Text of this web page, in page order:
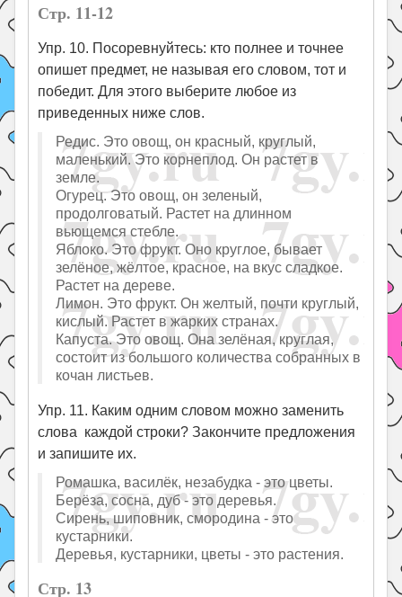
Стр. 11-12
Упр. 10. Посоревнуйтесь: кто полнее и точнее
опишет предмет, не называя его словом, тот и
победит. Для этого выберите любое из
приведенных ниже слов.
Редис. Это овощ, он красный, круглый,
маленький. Это корнеплод. Он растет в
земле.
Огурец. Это овощ, он зеленый,
продолговатый. Растет на длинном
вьющемся стебле.
Яблоко. Это фрукт. Оно круглое, бывает
зелёное, жёлтое, красное, на вкус сладкое.
Растет на дереве.
Лимон. Это фрукт. Он желтый, почти круглый,
кислый. Растет в жарких странах.
Капуста. Это овощ. Она зелёная, круглая,
состоит из большого количества собранных в
кочан листьев.
Упр. 11. Каким одним словом можно заменить
слова каждой строки? Закончите предложения
и запишите их.
Ромашка, василёк, незабудка - это цветы.
Берёза, сосна, дуб - это деревья.
Сирень, шиповник, смородина - это
кустарники.
Деревья, кустарники, цветы - это растения.
Стр. 13